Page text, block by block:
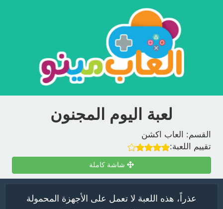
لعبة اليوم المجنون
القسم:
العاب اكشن
تقييم اللعبة:
شاشة كاملة
عذراً، هذه اللعبة لا تعمل على الأجهزة المحمولة